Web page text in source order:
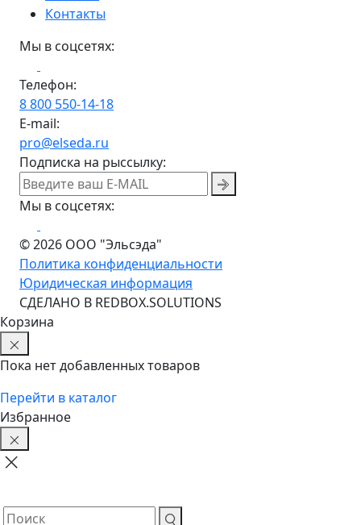
Контакты
Мы в соцсетях:
Телефон:
8 800 550-14-18
E-mail:
pro@elseda.ru
Подписка на рыссылку:
Мы в соцсетях:
© 2026 ООО "Эльсэда"
Политика конфиденциальности
Юридическая информация
CДЕЛАНО В REDBOX.SOLUTIONS
Корзина
Пока нет добавленных товаров
Перейти в каталог
Избранное